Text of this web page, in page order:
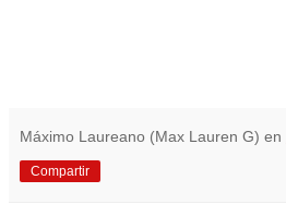
Máximo Laureano (Max Lauren G) en
Compartir